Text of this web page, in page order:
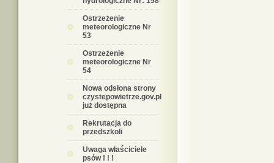
Ostrzeżenie
meteorologiczne Nr
53
Ostrzeżenie
meteorologiczne Nr
54
Nowa odsłona strony
czystepowietrze.gov.pl
już dostępna
Rekrutacja do
przedszkoli
Uwaga właściciele
psów ! ! !